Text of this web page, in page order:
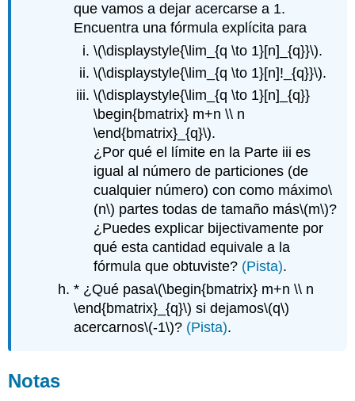
que vamos a dejar acercarse a 1.
Encuentra una fórmula explícita para
\(\displaystyle{\lim_{q \to 1}[n]_{q}}\).
\(\displaystyle{\lim_{q \to 1}[n]!_{q}}\).
\(\displaystyle{\lim_{q \to 1}[n]_{q}}
\begin{bmatrix} m+n \\ n
\end{bmatrix}_{q}\).
¿Por qué el límite en la Parte iii es
igual al número de particiones (de
cualquier número) con como máximo\
(n\) partes todas de tamaño más\(m\)?
¿Puedes explicar bijectivamente por
qué esta cantidad equivale a la
fórmula que obtuviste? (Pista).
* ¿Qué pasa\(\begin{bmatrix} m+n \\ n
\end{bmatrix}_{q}\) si dejamos\(q\)
acercarnos\(-1\)? (Pista).
Notas